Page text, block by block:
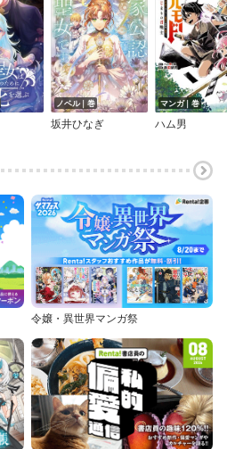
ノベル｜巻
坂井ひなぎ
マンガ｜巻
ハム男
令嬢・異世界マンガ祭